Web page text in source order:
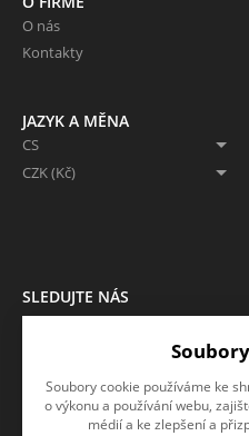
O nás
Kontakty
JAZYK A MĚNA
CS
CZK (Kč)
SLEDUJTE NÁS
Soubory cookie používáme ke
o výkonu a používání webu,
médií a ke zlepšení a